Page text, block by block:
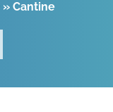
» Cantine